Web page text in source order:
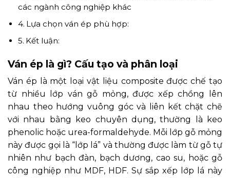
các ngành công nghiệp khác
Lựa chọn ván ép phù hợp:
Kết luận:
Ván ép là gì? Cấu tạo và phân loại
Ván ép là một loại vật liệu composite được chế tạo
từ nhiều lớp ván gỗ mỏng, được xếp chồng lên
nhau theo hướng vuông góc và liên kết chặt chẽ
với nhau bằng keo chuyên dụng, thường là keo
phenolic hoặc urea-formaldehyde. Mỗi lớp gỗ mỏng
này được gọi là “lớp lá” và thường được làm từ gỗ tự
nhiên như bạch đàn, bạch dương, cao su, hoặc gỗ
công nghiệp như MDF, HDF. Sự sắp xếp lớp lá này